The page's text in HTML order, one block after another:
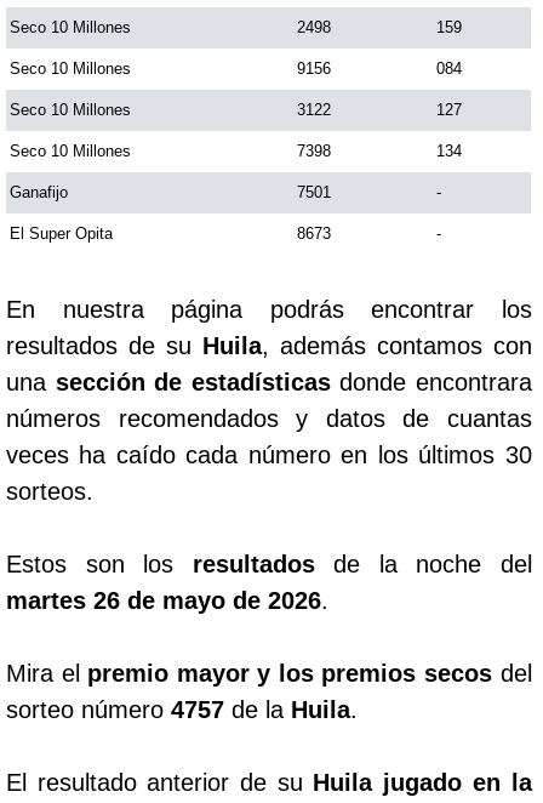
Saman de la suerte
Sinuano Día
Sinuano Noche
Seco 10 Millones 2498 159
Seco 10 Millones 9156 084
Seco 10 Millones 3122 127
Seco 10 Millones 7398 134
Ganafijo 7501 -
El Super Opita 8673 -
En nuestra página podrás encontrar los
resultados de su Huila, además contamos con
una sección de estadísticasdonde encontrara
números recomendados y datos de cuantas
veces ha caído cada número en los últimos 30
sorteos.
Estos son los resultadosde la noche del
martes 26 de mayo de 2026.
Mira el premio mayor y los premios secosdel
sorteo número 4757 de la Huila.
El resultado anterior de su Huila jugado en la